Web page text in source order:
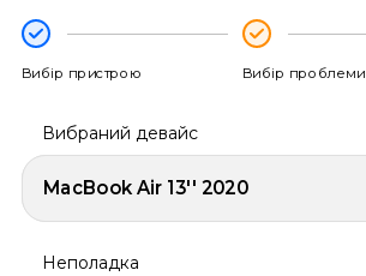
Вибір пристрою Вибір проблеми
Вибраний девайс
MacBook Air 13'' 2020
Неполадка